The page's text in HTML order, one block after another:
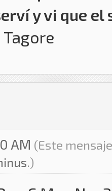
y vi que
AM (Este
.)